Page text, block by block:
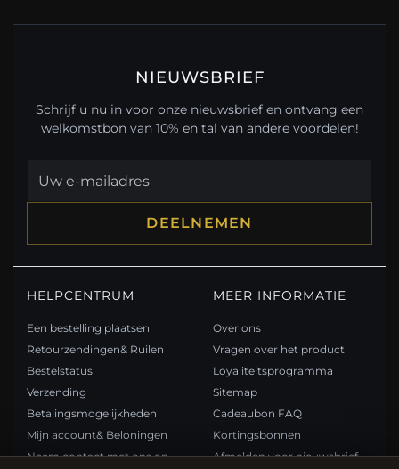
NIEUWSBRIEF
Schrijf u nu in voor onze nieuwsbrief en ontvang een
welkomstbon van 10% en tal van andere voordelen!
DEELNEMEN
HELPCENTRUM
Een bestelling plaatsen
Retourzendingen& Ruilen
Bestelstatus
Verzending
Betalingsmogelijkheden
Mijn account& Beloningen
Neem contact met ons op
MEER INFORMATIE
Over ons
Vragen over het product
Loyaliteitsprogramma
Sitemap
Cadeaubon FAQ
Kortingsbonnen
Afmelden voor nieuwsbrief